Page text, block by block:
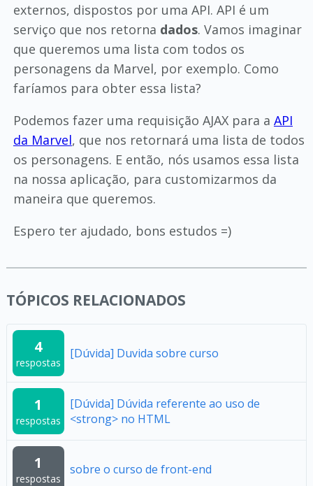
externos, dispostos por uma API. API é um
serviço que nos retorna dados. Vamos imaginar
que queremos uma lista com todos os
personagens da Marvel, por exemplo. Como
faríamos para obter essa lista?
Podemos fazer uma requisição AJAX para a API
da Marvel, que nos retornará uma lista de todos
os personagens. E então, nós usamos essa lista
na nossa aplicação, para customizarmos da
maneira que queremos.
Espero ter ajudado, bons estudos =)
TÓPICOS RELACIONADOS
4
respostas
[Dúvida] Duvida sobre curso
1
respostas
[Dúvida] Dúvida referente ao uso de
<strong> no HTML
1
respostas
sobre o curso de front-end